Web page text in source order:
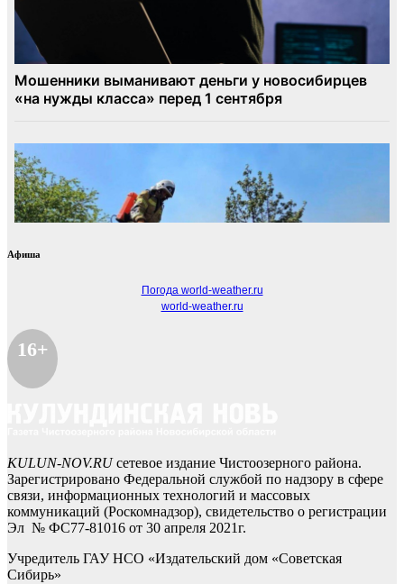
Афиша
Погода world-weather.ru
world-weather.ru
16+
KULUN-NOV.RUсетевое издание Чистоозерного района.
Зарегистрировано Федеральной службой по надзору в сфере
связи, информационных технологий и массовых
коммуникаций (Роскомнадзор), свидетельство о регистрации
Эл № ФС77-81016 от 30 апреля 2021г.
Учредитель ГАУ НСО «Издательский дом «Советская
Сибирь»